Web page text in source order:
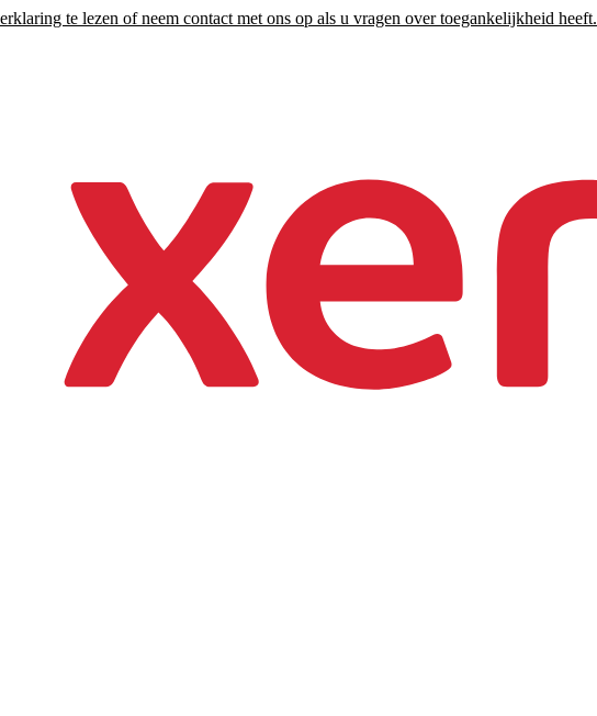
te lezen of neem contact met ons op als u vragen over toegankelijkheid heeft.